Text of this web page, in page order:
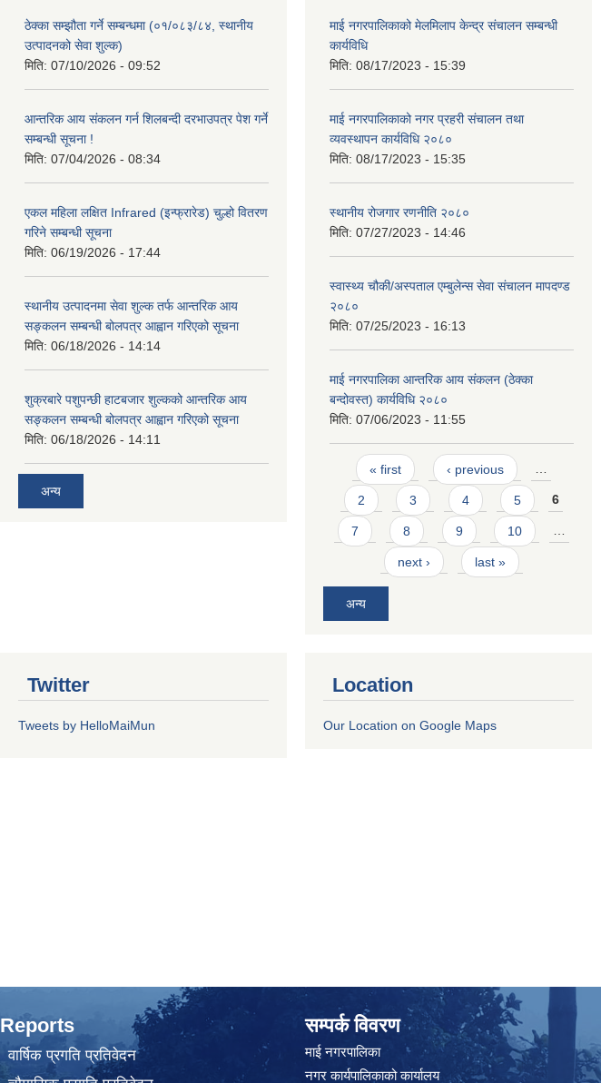
ठेक्का सम्झौता गर्ने सम्बन्धमा (०१/०८३/८४, स्थानीय
उत्पादनको सेवा शुल्क)
मिति: 07/10/2026 - 09:52
आन्तरिक आय संकलन गर्न शिलबन्दी दरभाउपत्र पेश गर्ने
सम्बन्धी सूचना !
मिति: 07/04/2026 - 08:34
एकल महिला लक्षित Infrared (इन्फ्रारेड) चुल्हो वितरण
गरिने सम्बन्धी सूचना
मिति: 06/19/2026 - 17:44
स्थानीय उत्पादनमा सेवा शुल्क तर्फ आन्तरिक आय
सङ्कलन सम्बन्धी बोलपत्र आह्वान गरिएको सूचना
मिति: 06/18/2026 - 14:14
शुक्रबारे पशुपन्छी हाटबजार शुल्कको आन्तरिक आय
सङ्कलन सम्बन्धी बोलपत्र आह्वान गरिएको सूचना
मिति: 06/18/2026 - 14:11
अन्य
माई नगरपालिकाको मेलमिलाप केन्द्र संचालन सम्बन्धी
कार्यविधि
मिति: 08/17/2023 - 15:39
माई नगरपालिकाको नगर प्रहरी संचालन तथा
व्यवस्थापन कार्यविधि २०८०
मिति: 08/17/2023 - 15:35
स्थानीय रोजगार रणनीति २०८०
मिति: 07/27/2023 - 14:46
स्वास्थ्य चौकी/अस्पताल एम्बुलेन्स सेवा संचालन मापदण्ड
२०८०
मिति: 07/25/2023 - 16:13
माई नगरपालिका आन्तरिक आय संकलन (ठेक्का
बन्दोवस्त) कार्यविधि २०८०
मिति: 07/06/2023 - 11:55
Pages
« first ‹ previous …
2 3 4 5 6
7 8 9 10 …
next › last »
अन्य
Twitter
Tweets by HelloMaiMun
Location
Our Location on Google Maps
Reports
वार्षिक प्रगति प्रतिवेदन
सम्पर्क विवरण
माई नगरपालिका
नगर कार्यपालिकाको कार्यालय